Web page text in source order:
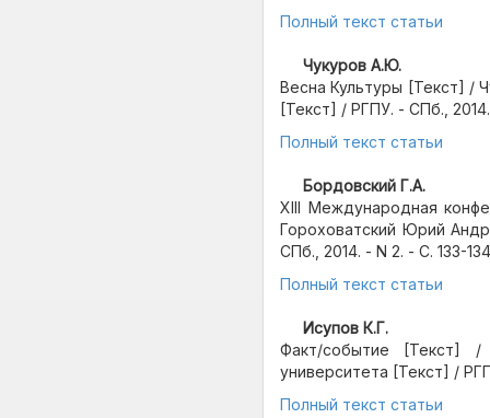
Полный текст статьи
Чукуров А.Ю.
Весна Культуры [Текст] /
[Текст] / РГПУ. - СПб.,
Полный текст статьи
Бордовский Г.А.
XIII Международная
Гороховатский Юрий
СПб., 2014. - N 2. - С. 133-
Полный текст статьи
Исупов К.Г.
Факт/событие [Текст] /
университета [Текст] /
Полный текст статьи